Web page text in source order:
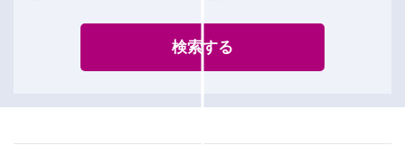
検索する